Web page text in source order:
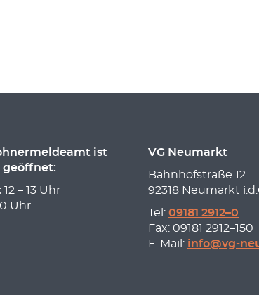
ist
geöffnet:
12 – 13 Uhr
Uhr
VG Neumarkt
Bahnhofstraße 12
92318 Neumarkt
Tel: 09181 2912–0
Fax: 09181 2912–150
E-Mail: info@vg-